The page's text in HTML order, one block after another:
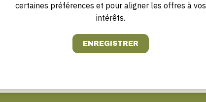
certaines préférences et pour aligner les offres à vos
intérêts.